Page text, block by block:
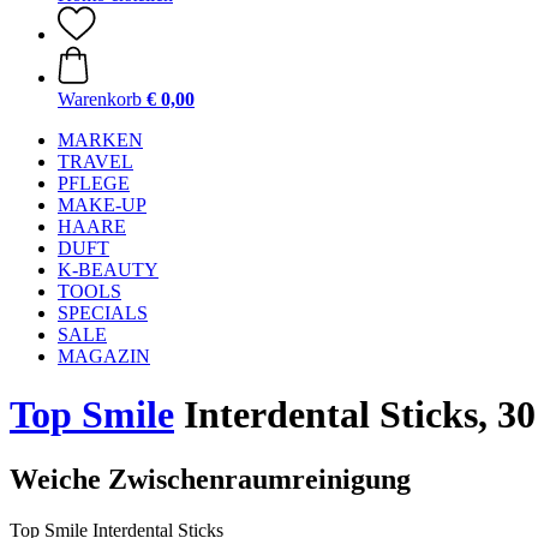
Warenkorb € 0,00
MARKEN
TRAVEL
PFLEGE
MAKE-UP
HAARE
DUFT
K-BEAUTY
TOOLS
SPECIALS
SALE
MAGAZIN
Top Smile Interdental Sticks,
Weiche Zwischenraumreinigung
Top Smile Interdental Sticks